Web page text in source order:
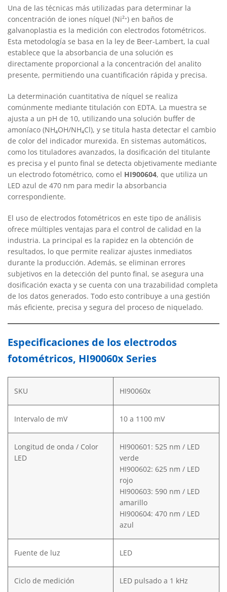
Una de las técnicas más utilizadas para determinar la
concentración de iones níquel (Ni²⁺) en baños de
galvanoplastia es la medición con electrodos fotométricos.
Esta metodología se basa en la ley de Beer-Lambert, la cual
establece que la absorbancia de una solución es
directamente proporcional a la concentración del analito
presente, permitiendo una cuantificación rápida y precisa.
La determinación cuantitativa de níquel se realiza
comúnmente mediante titulación con EDTA. La muestra se
ajusta a un pH de 10, utilizando una solución buffer de
amoníaco (NH₄OH/NH₄Cl), y se titula hasta detectar el cambio
de color del indicador murexida. En sistemas automáticos,
como los tituladores avanzados, la dosificación del titulante
es precisa y el punto final se detecta objetivamente mediante
un electrodo fotométrico, como el HI900604, que utiliza un
LED azul de 470 nm para medir la absorbancia
correspondiente.
El uso de electrodos fotométricos en este tipo de análisis
ofrece múltiples ventajas para el control de calidad en la
industria. La principal es la rapidez en la obtención de
resultados, lo que permite realizar ajustes inmediatos
durante la producción. Además, se eliminan errores
subjetivos en la detección del punto final, se asegura una
dosificación exacta y se cuenta con una trazabilidad completa
de los datos generados. Todo esto contribuye a una gestión
más eficiente, precisa y segura del proceso de niquelado.
Especificaciones de los electrodos
fotométricos, HI90060x Series
SKU HI90060x
Intervalo de mV 10 a 1100 mV
Longitud de onda / Color
LED
HI900601: 525 nm / LED
verde
HI900602: 625 nm / LED
rojo
HI900603: 590 nm / LED
amarillo
HI900604: 470 nm / LED
azul
Fuente de luz LED
Ciclo de medición LED pulsado a 1 kHz